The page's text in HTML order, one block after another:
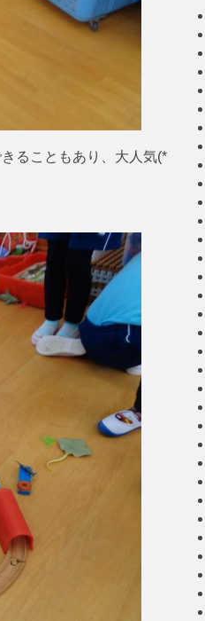
ることもあり、大人気(*